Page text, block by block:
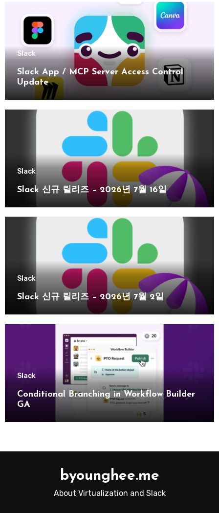
Slack
Slack App / MCP Server Access Control
Update
Slack
Slack 신규 릴리즈 – 2026년 7월 16일
Slack
Slack 신규 릴리즈 – 2026년 7월 2일
Slack
Conditional Branching in Workflow Builder
GA
byounghee.me
About Virtualization and Slack